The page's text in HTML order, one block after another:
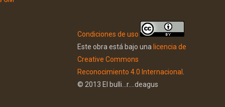
Condiciones de uso
Este obra está bajo una licencia de
Creative Commons
Reconocimiento 4.0 Internacional
© 2013 El bulli...r....deagus